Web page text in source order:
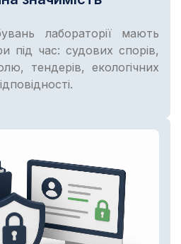
лабораторії мають
під час: судових спорів,
тендерів, екологічних